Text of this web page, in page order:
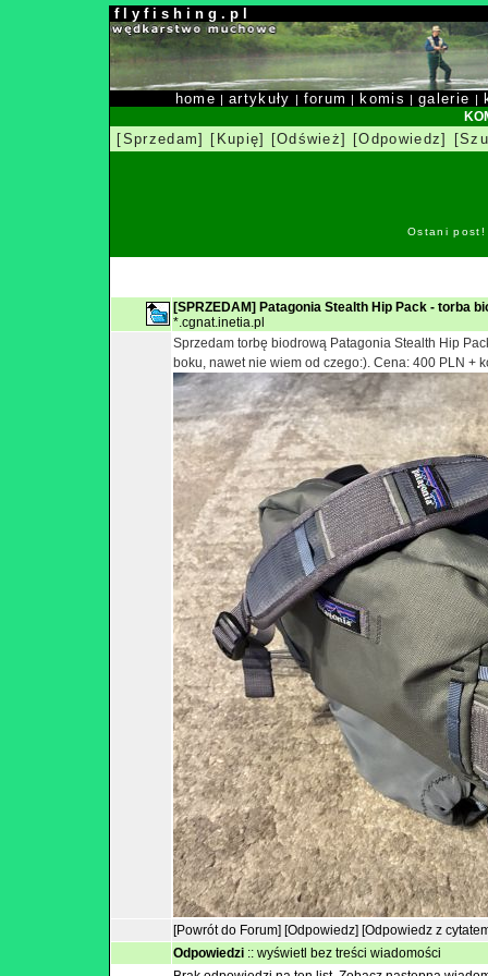
f l y f i s h i n g . p l
home |artykuły | forum | komis |galerie |
[Sprzedam] [Kupię] [Odśwież] [Odpowiedz]
Ostani post!
[SPRZEDAM] Patagonia Stealth Hip Pack - torba
*.cgnat.inetia.pl
Sprzedam torbę biodrową Patagonia Stealth Hip
boku, nawet nie wiem od czego:). Cena: 400 PLN +
[Powrót do Forum] [Odpowiedz] [Odpowiedz z
Odpowiedzi :: wyświetl bez treści wiadomości